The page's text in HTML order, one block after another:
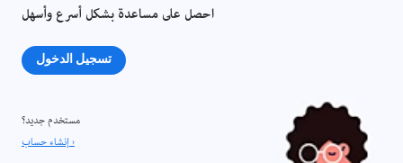
احصل على مساعدة بشكل أسرع وأسهل
تسجيل الدخول
مستخدم جديد؟
إنشاء حساب ›